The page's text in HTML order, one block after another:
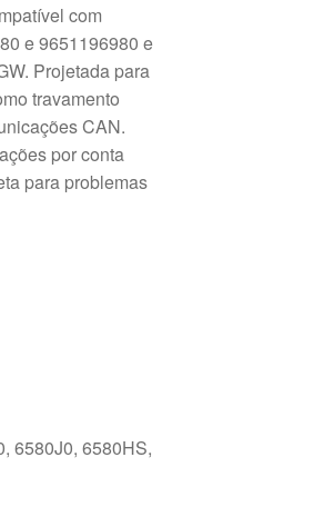
com
e 9651196980 e
Projetada para
travamento
CAN.
por conta
para problemas
6580J0, 6580HS,